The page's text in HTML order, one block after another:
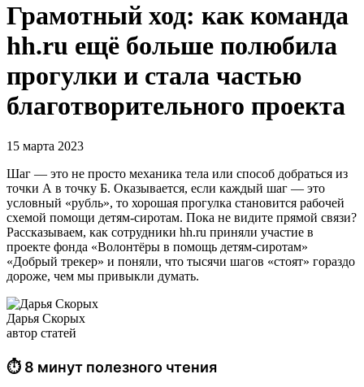
Грамотный ход: как команда
hh.ru ещё больше полюбила
прогулки и стала частью
благотворительного проекта
15 марта 2023
Шаг — это не просто механика тела или способ добраться из
точки А в точку Б. Оказывается, если каждый шаг — это
условный «рубль», то хорошая прогулка становится рабочей
схемой помощи детям-сиротам. Пока не видите прямой связи?
Рассказываем, как сотрудники hh.ru приняли участие в
проекте фонда «Волонтёры в помощь детям-сиротам»
«Добрый трекер» и поняли, что тысячи шагов «стоят» гораздо
дороже, чем мы привыкли думать.
Дарья Скорых
автор статей
⏱ 8 минут полезного чтения